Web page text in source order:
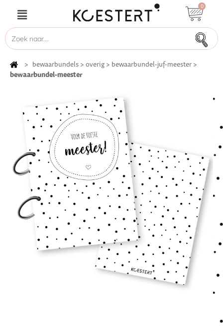
0
> bewaarbundels > overig > bewaarbundel-juf-meester >
bewaarbundel-meester